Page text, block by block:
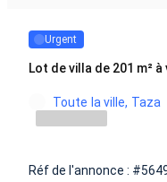
Urgent
Lot de villa de 201 m²
Toute la ville, Taza
Réf de l'annonce :